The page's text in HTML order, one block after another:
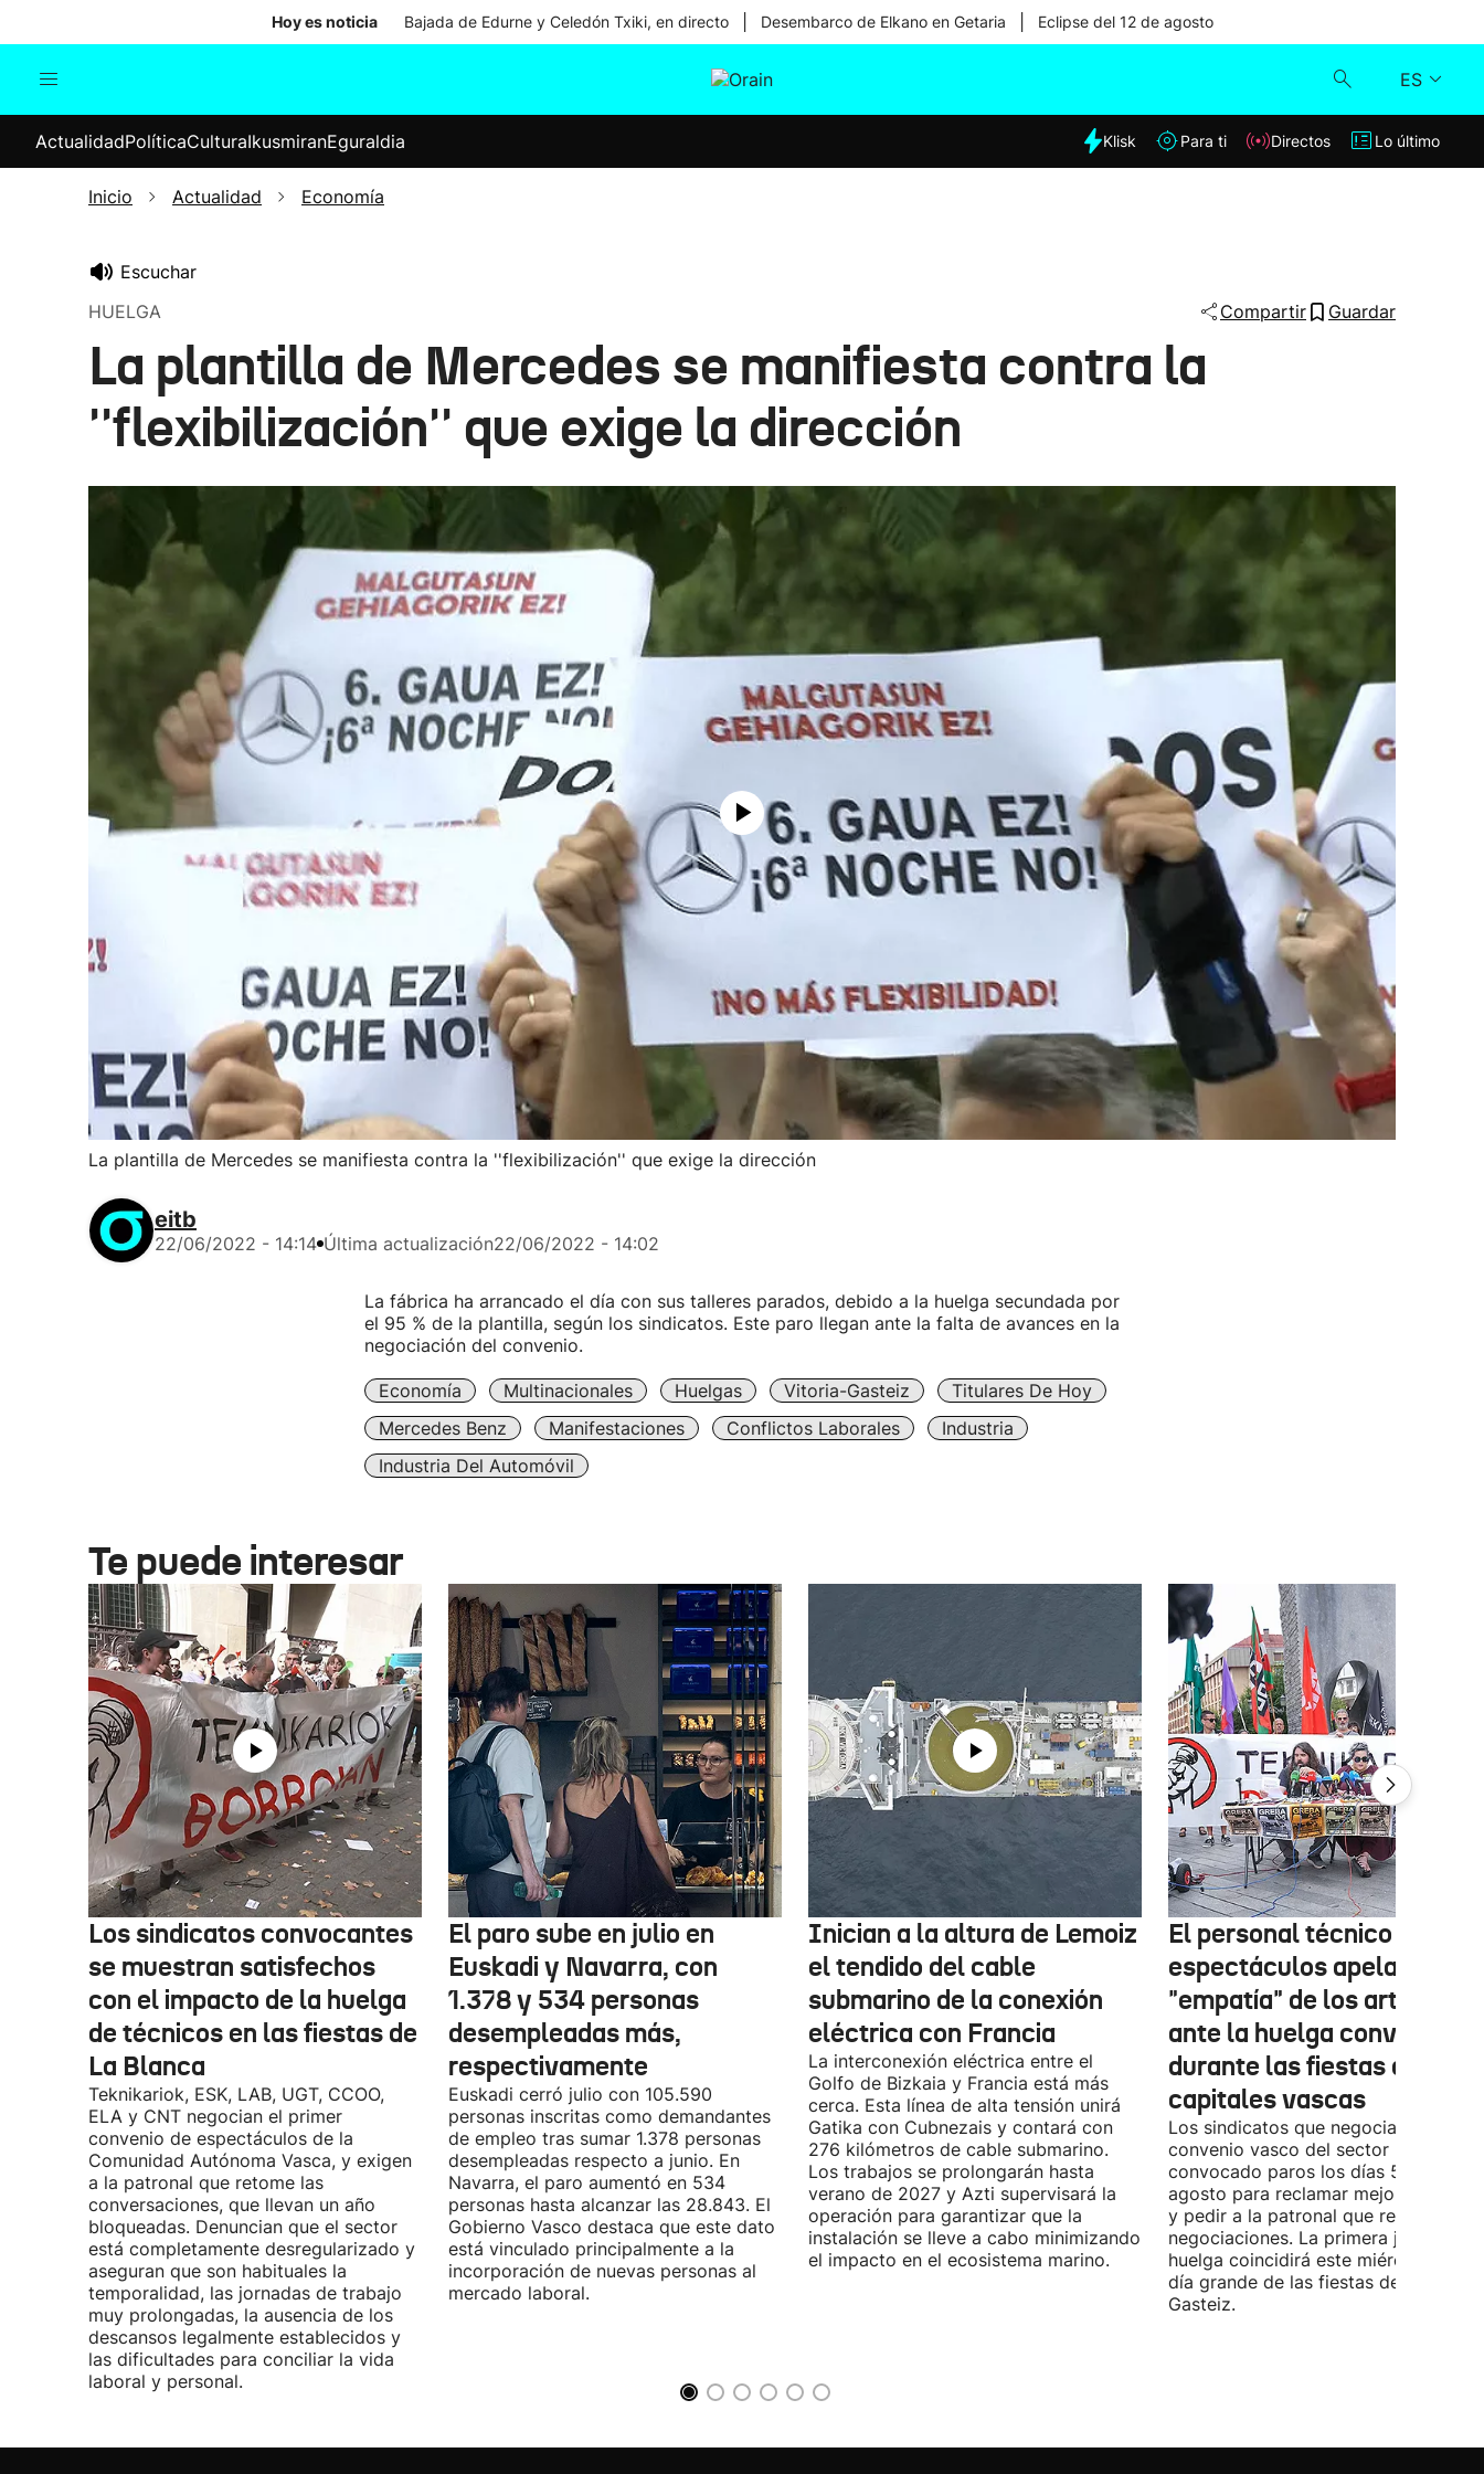
Hoy es noticia Bajada de Edurne y Celedón Txiki, en directo Desembarco de Elkano en Getaria Eclipse del 12 de agosto
ES
Internacional
Elecciones
Klisk
ActualidadPolíticaCulturaIkusmiranEguraldia Klisk Para ti Directos Lo último
Inicio Actualidad Economía
Escuchar
HUELGA
Compartir Guardar
La plantilla de Mercedes se manifiesta contra la
''flexibilización'' que exige la dirección
La plantilla de Mercedes se manifiesta contra la ''flexibilización'' que exige la dirección
eitb
22/06/2022 - 14:14 Última actualización22/06/2022 - 14:02
La fábrica ha arrancado el día con sus talleres parados, debido a la huelga secundada por
el 95 % de la plantilla, según los sindicatos. Este paro llegan ante la falta de avances en la
negociación del convenio.
Economía Multinacionales Huelgas Vitoria-Gasteiz
Titulares De Hoy
Mercedes Benz
Manifestaciones Conflictos Laborales
Industria
Industria Del Automóvil
Te puede interesar
Los sindicatos convocantes
se muestran satisfechos
con el impacto de la huelga
de técnicos en las fiestas de
La Blanca
Teknikariok, ESK, LAB, UGT, CCOO,
ELA y CNT negocian el primer
convenio de espectáculos de la
Comunidad Autónoma Vasca, y exigen
a la patronal que retome las
conversaciones, que llevan un año
bloqueadas. Denuncian que el sector
está completamente desregularizado y
aseguran que son habituales la
temporalidad, las jornadas de trabajo
muy prolongadas, la ausencia de los
descansos legalmente establecidos y
las dificultades para conciliar la vida
laboral y personal.
El paro sube en julio en
Euskadi y Navarra, con
1.378 y 534 personas
desempleadas más,
respectivamente
Euskadi cerró julio con 105.590
personas inscritas como demandantes
de empleo tras sumar 1.378 personas
desempleadas respecto a junio. En
Navarra, el paro aumentó en 534
personas hasta alcanzar las 28.843. El
Gobierno Vasco destaca que este dato
está vinculado principalmente a la
incorporación de nuevas personas al
mercado laboral.
Inician a la altura de Lemoiz
el tendido del cable
submarino de la conexión
eléctrica con Francia
La interconexión eléctrica entre el
Golfo de Bizkaia y Francia está más
cerca. Esta línea de alta tensión unirá
Gatika con Cubnezais y contará con
276 kilómetros de cable submarino.
Los trabajos se prolongarán hasta
verano de 2027 y Azti supervisará la
operación para garantizar que la
instalación se lleve a cabo minimizando
el impacto en el ecosistema marino.
El personal técnico de
espectáculos apela a la
"empatía" de los artistas
ante la huelga convocada
durante las fiestas de las
capitales vascas
Los sindicatos que negocian el
convenio vasco del sector han
convocado paros los días 5, 14 y 26
agosto para reclamar mejoras
y pedir a la patronal que retome las
negociaciones. La primera jornada de
huelga coincidirá este miércoles con
día grande de las fiestas de Vitoria-
Gasteiz.